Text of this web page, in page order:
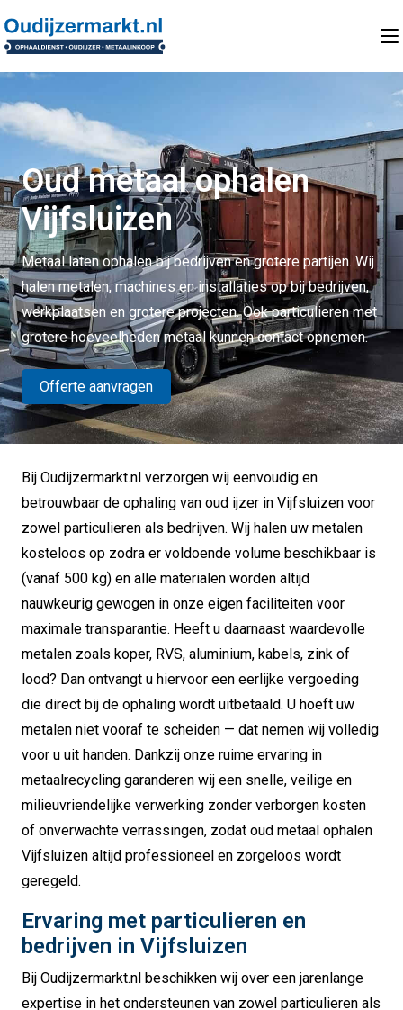
Oud metaal ophalen
Vijfsluizen
Metaal laten ophalen bij bedrijven en grotere partijen. Wij
halen metalen, machines en installaties op bij bedrijven,
werkplaatsen en grotere projecten. Ook particulieren met
grotere hoeveelheden metaal kunnen contact opnemen.
Offerte aanvragen
Bij Oudijzermarkt.nl verzorgen wij eenvoudig en
betrouwbaar de ophaling van oud ijzer in Vijfsluizen voor
zowel particulieren als bedrijven. Wij halen uw metalen
kosteloos op zodra er voldoende volume beschikbaar is
(vanaf 500 kg) en alle materialen worden altijd
nauwkeurig gewogen in onze eigen faciliteiten voor
maximale transparantie. Heeft u daarnaast waardevolle
metalen zoals koper, RVS, aluminium, kabels, zink of
lood? Dan ontvangt u hiervoor een eerlijke vergoeding
die direct bij de ophaling wordt uitbetaald. U hoeft uw
metalen niet vooraf te scheiden — dat nemen wij volledig
voor u uit handen. Dankzij onze ruime ervaring in
metaalrecycling garanderen wij een snelle, veilige en
milieuvriendelijke verwerking zonder verborgen kosten
of onverwachte verrassingen, zodat oud metaal ophalen
Vijfsluizen altijd professioneel en zorgeloos wordt
geregeld.
Ervaring met particulieren en
bedrijven in Vijfsluizen
Bij Oudijzermarkt.nl beschikken wij over een jarenlange
expertise in het ondersteunen van zowel particulieren als